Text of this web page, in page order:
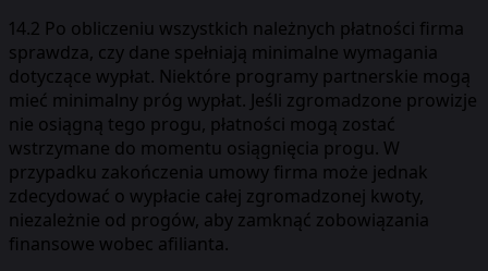
14.2 Po obliczeniu wszystkich należnych płatności firma
sprawdza, czy dane spełniają minimalne wymagania
dotyczące wypłat. Niektóre programy partnerskie mogą
mieć minimalny próg wypłat. Jeśli zgromadzone prowizje
nie osiągną tego progu, płatności mogą zostać
wstrzymane do momentu osiągnięcia progu. W
przypadku zakończenia umowy firma może jednak
zdecydować o wypłacie całej zgromadzonej kwoty,
niezależnie od progów, aby zamknąć zobowiązania
finansowe wobec afilianta.